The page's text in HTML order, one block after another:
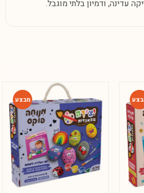
עדינה, ודמיון בלתי מוגבל.
-65%